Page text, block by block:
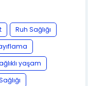
Ruh Sağlığı
yaşam